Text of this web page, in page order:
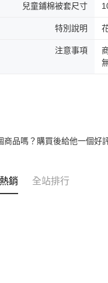
兒童鋪棉被套尺寸
特別說明
注意事項
商品嗎？購買後給他一個好
銷 全站排行